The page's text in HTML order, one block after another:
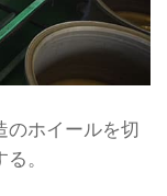
のホイールを切
。